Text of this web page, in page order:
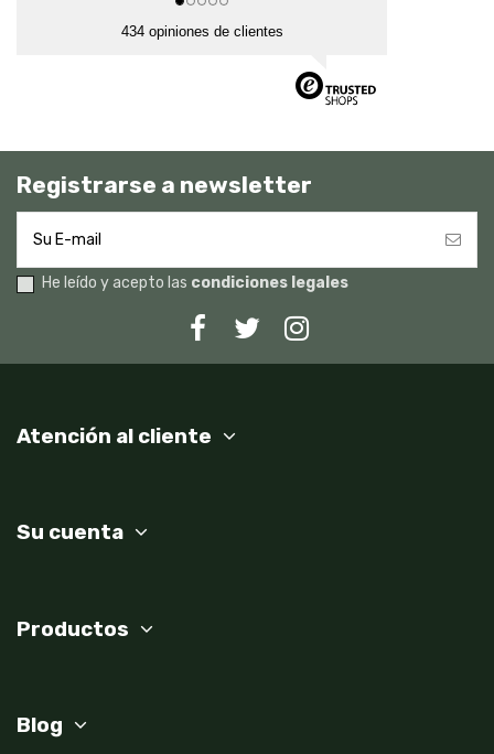
434 opiniones de clientes
Registrarse a newsletter
He leído y acepto las condiciones legales
Atención al cliente
Su cuenta
Productos
Blog